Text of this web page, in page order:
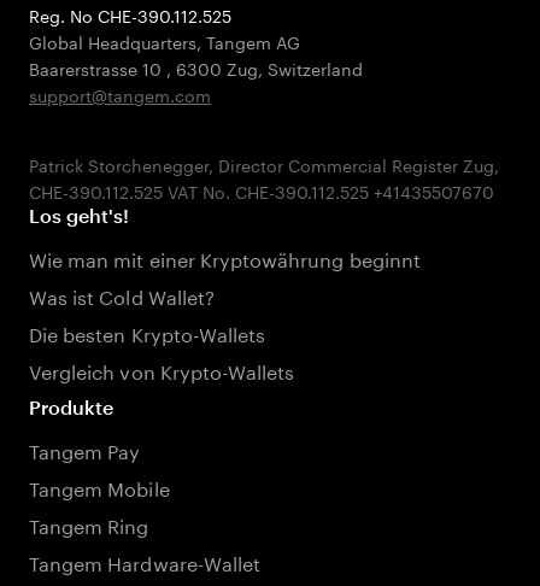
Reg. No CHE-390.112.525
Global Headquarters, Tangem AG
Baarerstrasse 10 , 6300 Zug, Switzerland
support@tangem.com
Patrick Storchenegger, Director Commercial Register Zug,
Los geht's!
Wie man mit einer Kryptowährung beginnt
Was ist Cold Wallet?
Die besten Krypto-Wallets
Vergleich von Krypto-Wallets
Produkte
Tangem Pay
Tangem Mobile
Tangem Ring
Tangem Hardware-Wallet